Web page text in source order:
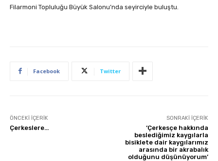
Filarmoni Topluluğu Büyük Salonu’nda seyirciyle buluştu.
Facebook Twitter
ÖNCEKI İÇERIK
Çerkeslere…
SONRAKI İÇERIK
‘Çerkesçe hakkında
beslediğimiz kaygılarla
bisiklete dair kaygılarımız
arasında bir akrabalık
olduğunu düşünüyorum’